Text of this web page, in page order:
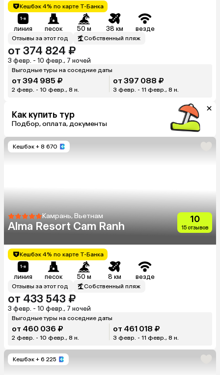
Кешбэк 4% по карте Т-Банка
линия песок 50 м 38 км везде
Отзывы за этот год Собственный пляж
от 374 824 ₽
3 февр. - 10 февр., 7 ночей
Выгодные туры на соседние даты
от 394 985 ₽
2 февр. - 10 февр., 8 н.
от 397 088 ₽
3 февр. - 11 февр., 8 н.
Как купить тур
Подбор, оплата, документы
Кешбэк + 8 670
Камрань, Вьетнам
Alma Resort Cam Ranh
10
15 отзывов
Кешбэк 4% по карте Т-Банка
линия песок 50 м 8 км везде
Отзывы за этот год Собственный пляж
от 433 543 ₽
3 февр. - 10 февр., 7 ночей
Выгодные туры на соседние даты
от 460 036 ₽
2 февр. - 10 февр., 8 н.
от 461 018 ₽
3 февр. - 11 февр., 8 н.
Кешбэк + 6 225